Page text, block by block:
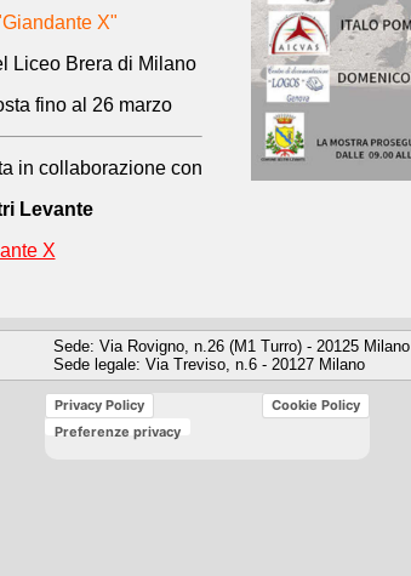
X"
Liceo Brera di Milano
fino al 26 marzo
in collaborazione con
Levante
X
Sede: Via Rovigno, n.26 (M1 Turro) - 20125 Milano
Sede legale: Via Treviso, n.6 - 20127 Milano
Privacy Policy
Cookie Policy
Preferenze privacy